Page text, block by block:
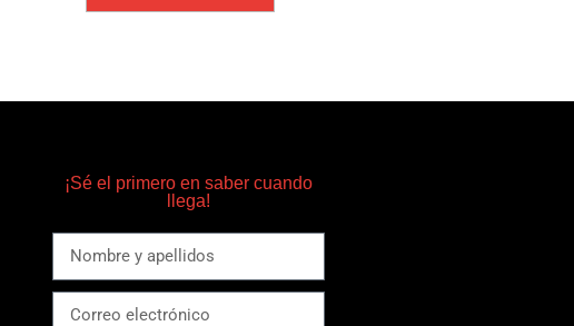
¡Sé el primero en saber cuando
llega!